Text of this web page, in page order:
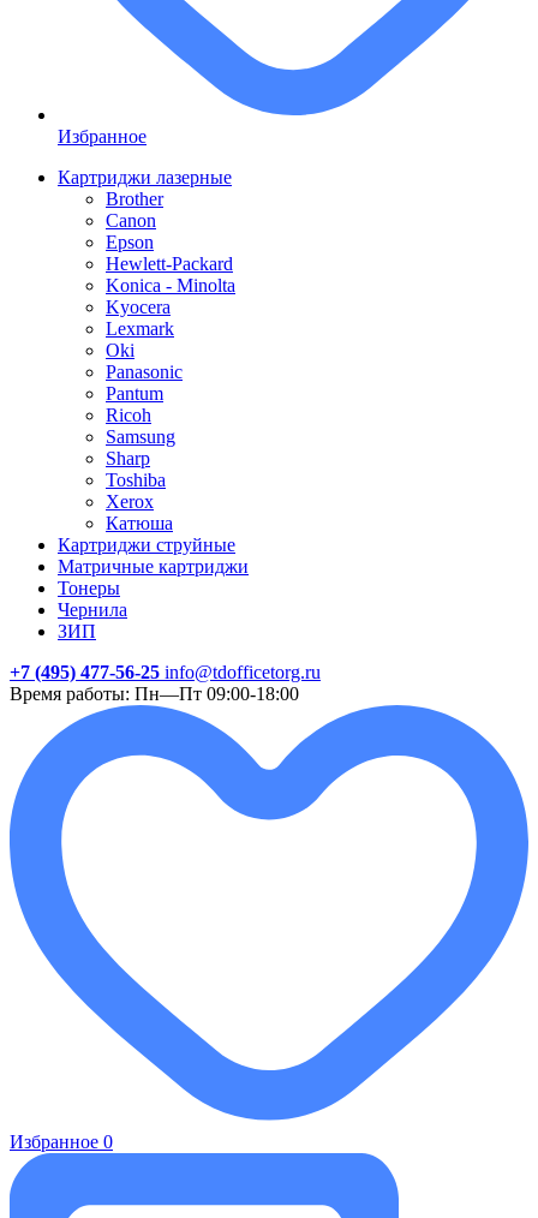
Избранное
Картриджи лазерные
Brother
Canon
Epson
Hewlett-Packard
Konica - Minolta
Kyocera
Lexmark
Oki
Panasonic
Pantum
Ricoh
Samsung
Sharp
Toshiba
Xerox
Катюша
Картриджи струйные
Матричные картриджи
Тонеры
Чернила
ЗИП
+7 (495) 477-56-25 info@tdofficetorg.ru
Время работы: Пн—Пт 09:00-18:00
Избранное 0